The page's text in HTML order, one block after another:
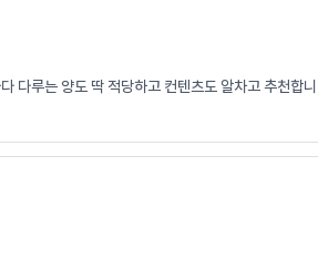
다루는 양도 딱 적당하고 컨텐츠도 알차고 추천합